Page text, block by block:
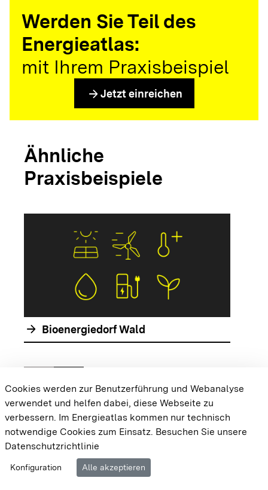
Werden Sie Teil des
Energieatlas:
mit Ihrem Praxisbeispiel
arrow_forward Jetzt einreichen
Ähnliche
Praxisbeispiele
arrow_forward Bioenergiedorf Wald
Zur vorhergehenden Folie springen
chevron_rightZur nächsten Folie springen
{{#displayPraxisbeispielMap}} {{{body}}}
{{/displayPraxisbeispielMap}}
Cookie-EinstellungenBarrierefreiheit
Impressum
Cookies werden zur Benutzerführung und Webanalyse
verwendet und helfen dabei, diese Webseite zu
verbessern. Im Energieatlas kommen nur technisch
notwendige Cookies zum Einsatz. Besuchen Sie unsere
Datenschutzrichtlinie
Konfiguration Alle akzeptieren